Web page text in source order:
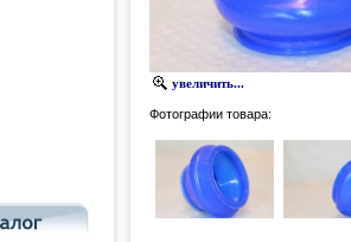
увеличить...
Фотографии товара: